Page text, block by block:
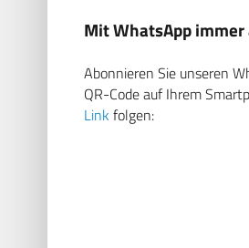
Mit WhatsApp
Abonnieren Sie unseren
QR-Code auf Ihrem
Link folgen: